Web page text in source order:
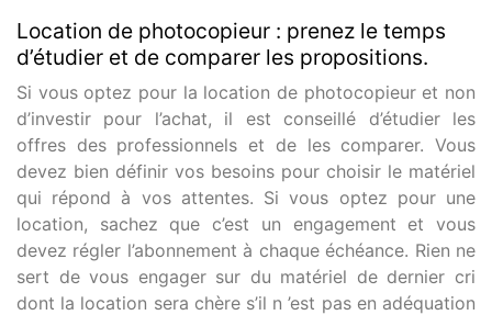
Location de photocopieur : prenez le temps
d’étudier et de comparer les propositions.
Si vous optez pour la location de photocopieur et non
d’investir pour l’achat, il est conseillé d’étudier les
offres des professionnels et de les comparer. Vous
devez bien définir vos besoins pour choisir le matériel
qui répond à vos attentes. Si vous optez pour une
location, sachez que c’est un engagement et vous
devez régler l’abonnement à chaque échéance. Rien ne
sert de vous engager sur du matériel de dernier cri
dont la location sera chère s’il n ’est pas en adéquation